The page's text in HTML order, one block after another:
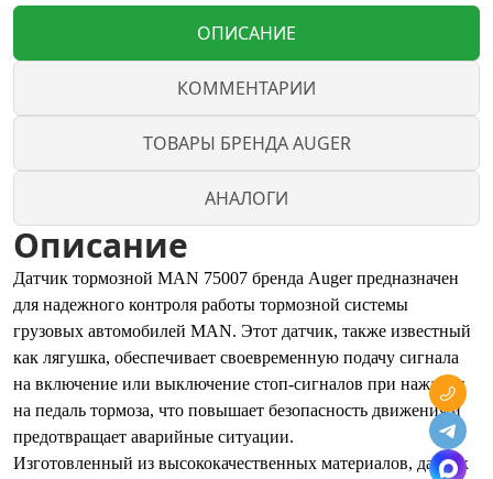
ОПИСАНИЕ
КОММЕНТАРИИ
ТОВАРЫ БРЕНДА AUGER
АНАЛОГИ
Описание
Датчик тормозной MAN 75007 бренда Auger предназначен
для надежного контроля работы тормозной системы
грузовых автомобилей MAN. Этот датчик, также известный
как лягушка, обеспечивает своевременную подачу сигнала
на включение или выключение стоп-сигналов при нажатии
на педаль тормоза, что повышает безопасность движения и
предотвращает аварийные ситуации.
Изготовленный из высококачественных материалов, датчик